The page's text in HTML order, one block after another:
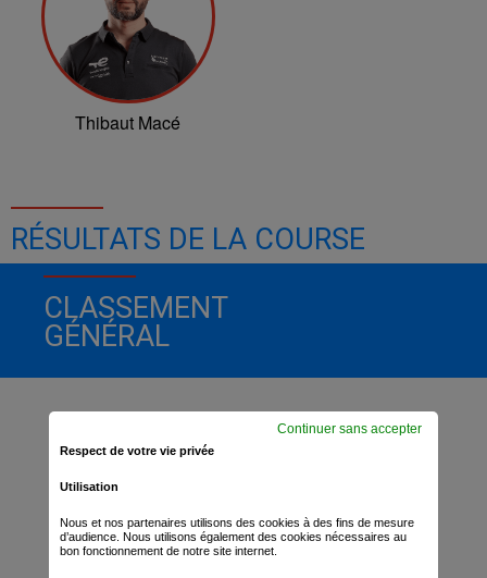
Thibaut Macé
RÉSULTATS DE LA COURSE
CLASSEMENT
GÉNÉRAL
Respect de votre vie privée
Utilisation
Nous et nos partenaires utilisons des cookies à des fins de mesure
d’audience. Nous utilisons également des cookies nécessaires au
bon fonctionnement de notre site internet.
Continuer sans accepter